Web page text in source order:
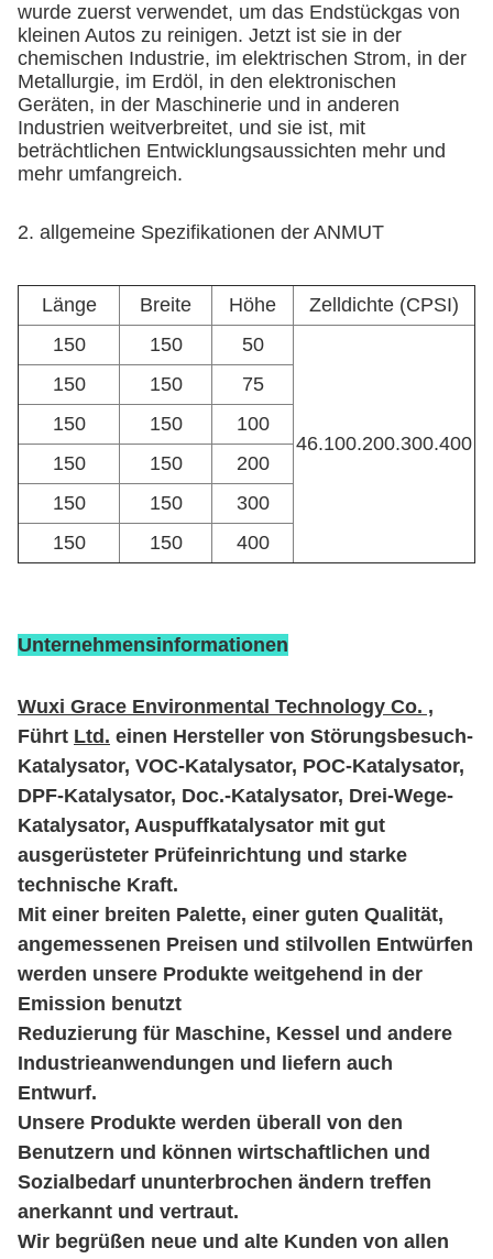
wurde zuerst verwendet, um das Endstückgas von
kleinen Autos zu reinigen. Jetzt ist sie in der
chemischen Industrie, im elektrischen Strom, in der
Metallurgie, im Erdöl, in den elektronischen
Geräten, in der Maschinerie und in anderen
Industrien weitverbreitet, und sie ist, mit
beträchtlichen Entwicklungsaussichten mehr und
mehr umfangreich.
2. allgemeine Spezifikationen der ANMUT
Länge Breite Höhe
Zelldichte (CPSI)
150
150 50
46.100.200.300.400
150 150
75
150
150
100
150
150
200
150
150
300
150
150 400
Unternehmensinformationen
Wuxi Grace Environmental Technology Co. ,
Führt Ltd. einen Hersteller von Störungsbesuch-
Katalysator, VOC-Katalysator, POC-Katalysator,
DPF-Katalysator, Doc.-Katalysator, Drei-Wege-
Katalysator, Auspuffkatalysator mit gut
ausgerüsteter Prüfeinrichtung und starke
technische Kraft.
Mit einer breiten Palette, einer guten Qualität,
angemessenen Preisen und stilvollen Entwürfen
werden unsere Produkte weitgehend in der
Emission benutzt
Reduzierung für Maschine, Kessel und andere
Industrieanwendungen und liefern auch
Entwurf.
Unsere Produkte werden überall von den
Benutzern und können wirtschaftlichen und
Sozialbedarf ununterbrochen ändern treffen
anerkannt und vertraut.
Wir begrüßen neue und alte Kunden von allen